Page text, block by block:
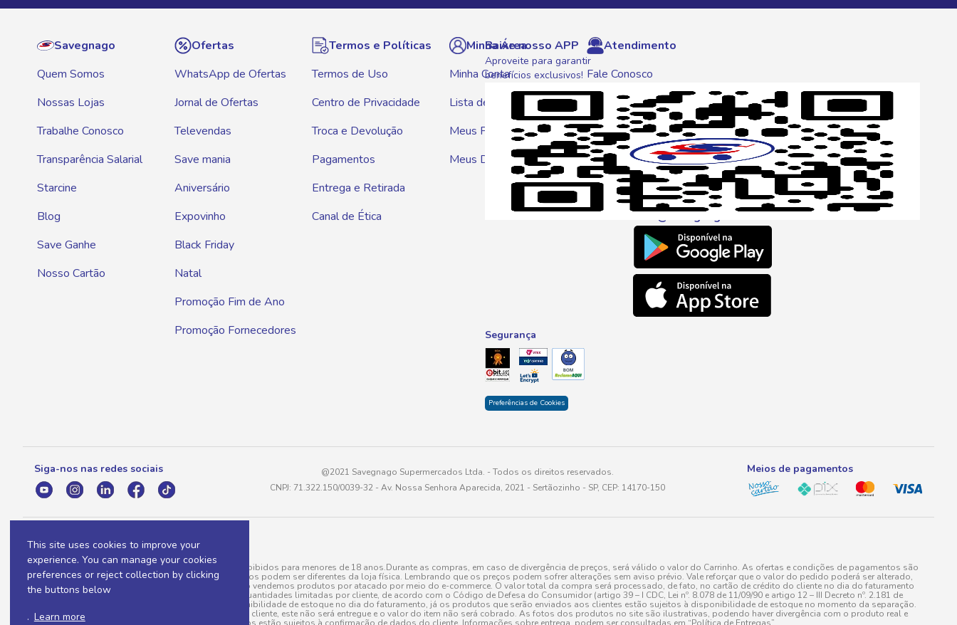
This site uses cookies to improve your
experience. You can manage your cookies
preferences or reject collection by clicking
the buttons below
. Learn more
Savegnago
Quem Somos
Nossas Lojas
Trabalhe Conosco
Transparência Salarial
Starcine
Blog
Save Ganhe
Nosso Cartão
Ofertas
WhatsApp de Ofertas
Jornal de Ofertas
Televendas
Save mania
Aniversário
Expovinho
Black Friday
Natal
Promoção Fim de Ano
Promoção Fornecedores
Termos e Políticas
Termos de Uso
Centro de Privacidade
Troca e Devolução
Pagamentos
Entrega e Retirada
Canal de Ética
Minha Área
Minha Conta
Lista de Compras
Meus Pedidos
Meus Descontos
Atendimento
Fale Conosco
WhatsApp
Telefone
0800 016 6680
E-mail
atendimento@savegnago.com.br
Baixe nosso APP
Aproveite para garantir
benefícios exclusivos!
Segurança
Preferências de Cookies
Siga-nos nas redes sociais
@2021 Savegnago Supermercados Ltda. - Todos os direitos reservados.
CNPJ: 71.322.150/0039-32 - Av. Nossa Senhora Aparecida, 2021 - Sertãozinho - SP, CEP: 14170-150
Meios de pagamentos
A venda e o consumo de bebidas alcoólicas são proibidos para menores de 18 anos.Durante as compras, em caso de divergência de preços, será válido o valor do Carrinho. As ofertas e condições de pagamentos são
válidas para a loja eletrônica, sendo que seus preços podem ser diferentes da loja física. Lembrando que os preços podem sofrer alterações sem aviso prévio. Vale reforçar que o valor do pedido poderá ser alterado,
para menos, por conta de produtos variáveis; e não vendemos produtos por atacado por meio do e-commerce. O valor total da compra será processado, de fato, no cartão de crédito do cliente no dia do faturamento
do pedido. Produtos em promoção possuem quantidades limitadas por cliente, de acordo com o Código de Defesa do Consumidor (artigo 39 – I CDC, Lei nº. 8.078 de 11/09/90 e artigo 12 – III Decreto nº. 2.181 de
20/03/97). A venda está diretamente ligada à disponibilidade de estoque no dia do faturamento, já os produtos que serão enviados aos clientes estão sujeitos à disponibilidade de estoque no momento da separação.
Caso algum produto venha a faltar no pedido do cliente, este não será entregue e o valor do item não será cobrado. As fotos dos produtos no site são ilustrativas, podendo haver divergência com o produto real e